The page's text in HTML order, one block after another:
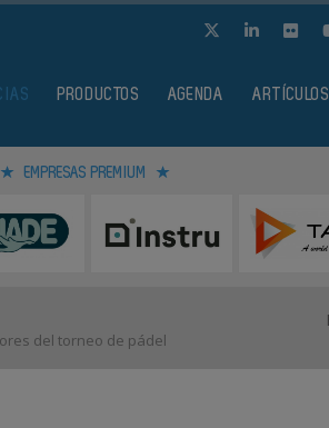
PRODUCTOS AGENDA ARTÍCULOS
EMPRESAS PREMIUM
del torneo de pádel